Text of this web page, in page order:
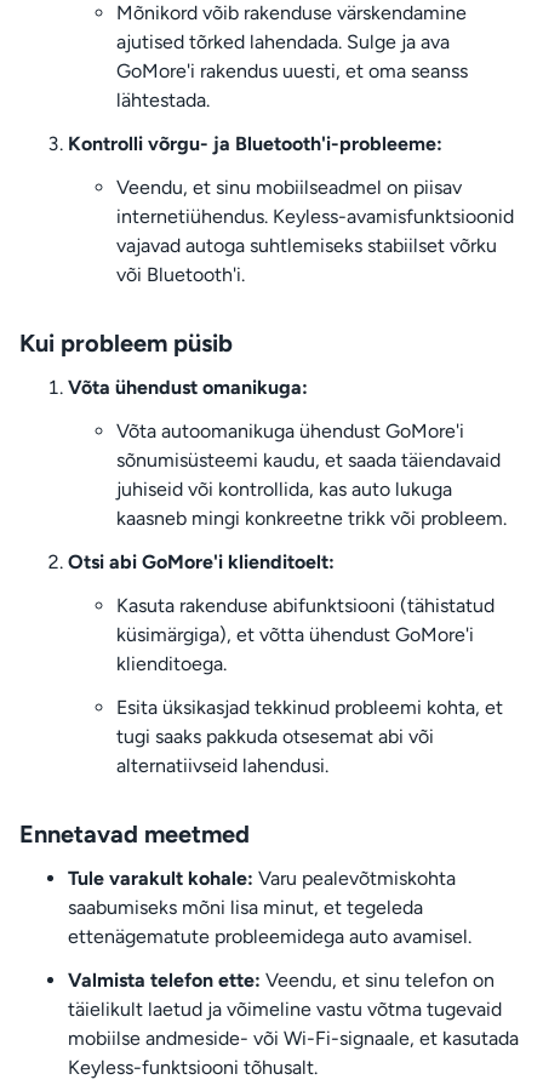
Mõnikord võib rakenduse värskendamine
ajutised tõrked lahendada. Sulge ja ava
GoMore'i rakendus uuesti, et oma seanss
lähtestada.
Kontrolli võrgu- ja Bluetooth'i-probleeme:
Veendu, et sinu mobiilseadmel on piisav
internetiühendus. Keyless-avamisfunktsioonid
vajavad autoga suhtlemiseks stabiilset võrku
või Bluetooth'i.
Kui probleem püsib
Võta ühendust omanikuga:
Võta autoomanikuga ühendust GoMore'i
sõnumisüsteemi kaudu, et saada täiendavaid
juhiseid või kontrollida, kas auto lukuga
kaasneb mingi konkreetne trikk või probleem.
Otsi abi GoMore'i klienditoelt:
Kasuta rakenduse abifunktsiooni (tähistatud
küsimärgiga), et võtta ühendust GoMore'i
klienditoega.
Esita üksikasjad tekkinud probleemi kohta, et
tugi saaks pakkuda otsesemat abi või
alternatiivseid lahendusi.
Ennetavad meetmed
Tule varakult kohale: Varu pealevõtmiskohta
saabumiseks mõni lisa minut, et tegeleda
ettenägematute probleemidega auto avamisel.
Valmista telefon ette: Veendu, et sinu telefon on
täielikult laetud ja võimeline vastu võtma tugevaid
mobiilse andmeside- või Wi-Fi-signaale, et kasutada
Keyless-funktsiooni tõhusalt.